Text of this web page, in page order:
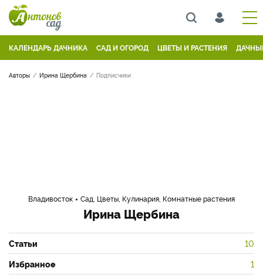
КАЛЕНДАРЬ ДАЧНИКА САД И ОГОРОД ЦВЕТЫ И РАСТЕНИЯ
Авторы Ирина Щербина Подписчики
Владивосток Сад, Цветы, Кулинария, Комнатные растения
Ирина Щербина
Статьи 10
Избранное 1